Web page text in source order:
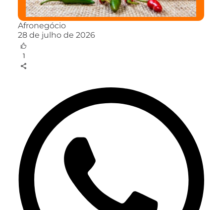
Afronegócio
28 de julho de 2026
1